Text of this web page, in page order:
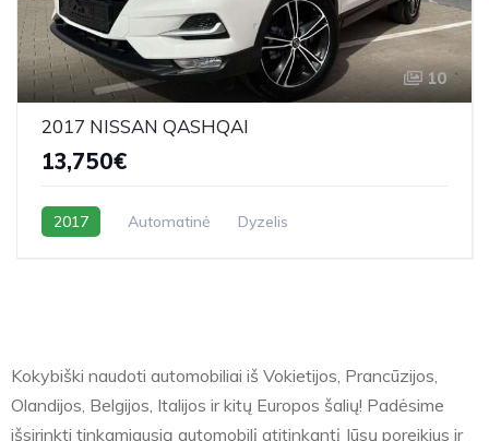
10
2017 NISSAN QASHQAI
13,750€
2017 Automatinė Dyzelis
Kokybiški naudoti automobiliai iš Vokietijos, Prancūzijos,
Olandijos, Belgijos, Italijos ir kitų Europos šalių! Padėsime
išsirinkti tinkamiausią automobilį atitinkantį Jūsų poreikius ir